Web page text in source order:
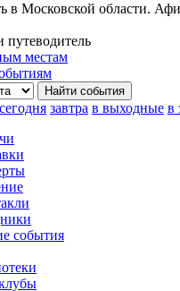
в Московской области.
местам
сегодня завтра в выходные в
события